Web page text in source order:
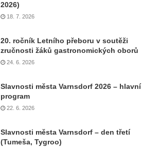
2026)
18. 7. 2026
20. ročník Letního přeboru v soutěži
zručnosti žáků gastronomických oborů
24. 6. 2026
Slavnosti města Varnsdorf 2026 – hlavní
program
22. 6. 2026
Slavnosti města Varnsdorf – den třetí
(Tumeša, Tygroo)